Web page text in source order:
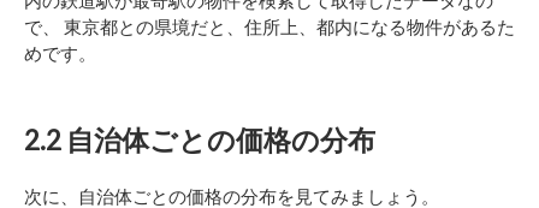
で、 東京都との県境だと、住所上、都内になる物件があるた
めです。
2.2 自治体ごとの価格の分布
次に、自治体ごとの価格の分布を見てみましょう。